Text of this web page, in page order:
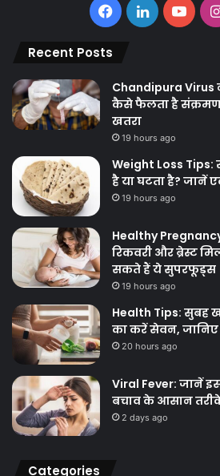
Facebook
LinkedIn
Recent Posts
Chandipura Virus
कैसे फैलता है संक्रमण
खतरा
19 hours ago
Weight Loss Tips:
है या घटता है? जानें
19 hours ago
Healthy
रिकवरी और ब्रेस्ट
सकते हैं ये सुपरफूड्स
19 hours ago
Health Tips: सुबह
का करें सेवन,
20 hours ago
Viral Fever: जानें
बचाव के आसान
2 days ago
Categories